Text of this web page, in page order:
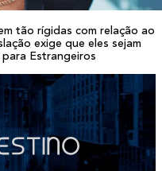
tão rígidas com relação ao
exige que eles sejam
Estrangeiros